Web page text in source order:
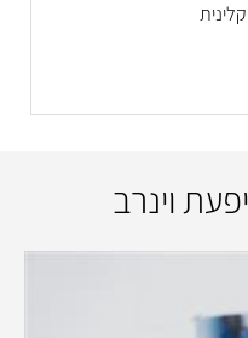
וינרב